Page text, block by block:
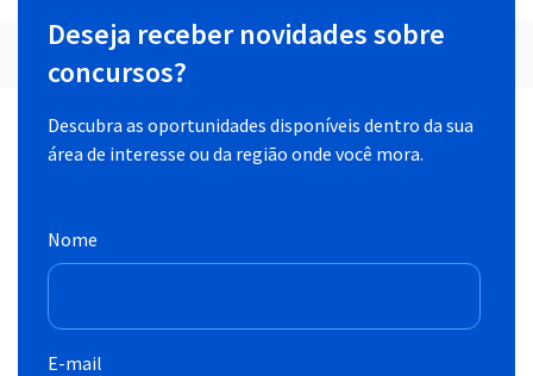
Deseja receber novidades sobre
concursos?
Descubra as oportunidades disponíveis dentro da sua
área de interesse ou da região onde você mora.
Nome
E-mail